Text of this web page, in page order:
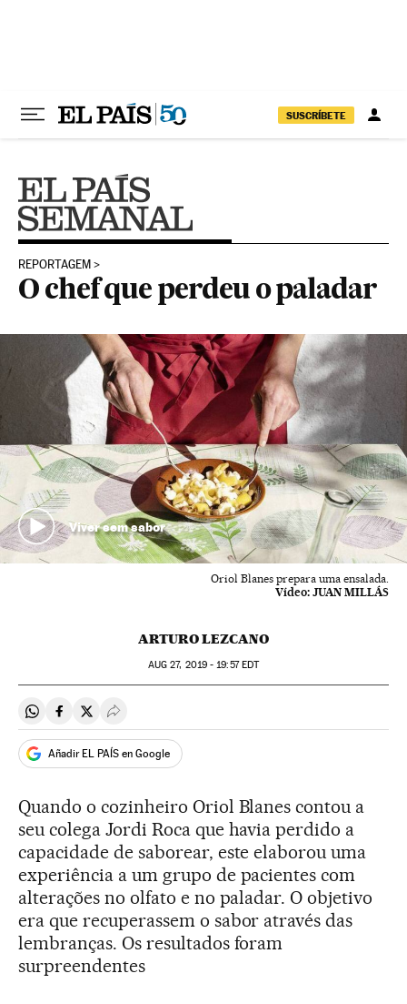
SUSCRÍBETE
REPORTAGEM
O chef que perdeu o paladar
Viver sem sabor
Oriol Blanes prepara uma ensalada.
Vídeo: JUAN MILLÁS
ARTURO LEZCANO
AUG 27, 2019 - 19:57EDT
Compartir en Whatsapp
Compartir en Facebook
Compartir en Twitter
Desplegar Redes Sociales
Añadir EL PAÍS en Google
Quando o cozinheiro Oriol Blanes contou a
seu colega Jordi Roca que havia perdido a
capacidade de saborear, este elaborou uma
experiência a um grupo de pacientes com
alterações no olfato e no paladar. O objetivo
era que recuperassem o sabor através das
lembranças. Os resultados foram
surpreendentes